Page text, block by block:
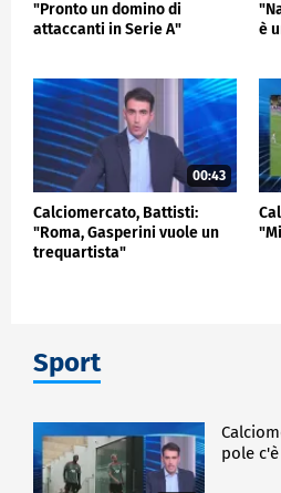
"Pronto un domino di
attaccanti in Serie A"
è
00:43
Calciomercato, Battisti:
"Roma, Gasperini vuole un
trequartista"
Sport
pole